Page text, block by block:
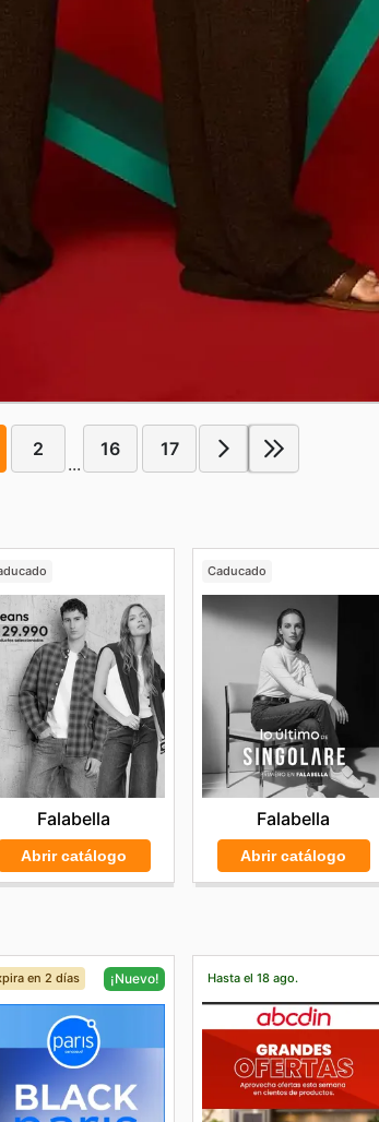
2
...
16 17
Falabella
Abrir catálogo
Caducado
Falabella
Abrir catálogo
en 2 días ¡Nuevo! Hasta el 18 ago.